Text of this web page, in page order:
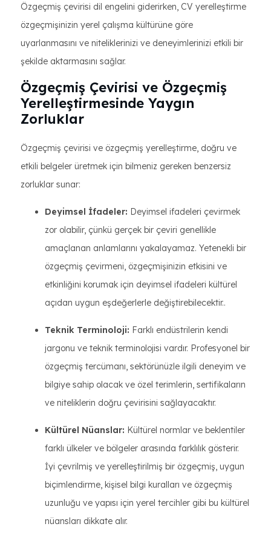
Özgeçmiş çevirisi dil engelini giderirken, CV yerelleştirme
özgeçmişinizin yerel çalışma kültürüne göre
uyarlanmasını ve niteliklerinizi ve deneyimlerinizi etkili bir
şekilde aktarmasını sağlar.
Özgeçmiş Çevirisi ve Özgeçmiş
Yerelleştirmesinde Yaygın
Zorluklar
Özgeçmiş çevirisi ve özgeçmiş yerelleştirme, doğru ve
etkili belgeler üretmek için bilmeniz gereken benzersiz
zorluklar sunar:
Deyimsel İfadeler: Deyimsel ifadeleri çevirmek
zor olabilir, çünkü gerçek bir çeviri genellikle
amaçlanan anlamlarını yakalayamaz. Yetenekli bir
özgeçmiş çevirmeni, özgeçmişinizin etkisini ve
etkinliğini korumak için deyimsel ifadeleri kültürel
açıdan uygun eşdeğerlerle değiştirebilecektir..
Teknik Terminoloji: Farklı endüstrilerin kendi
jargonu ve teknik terminolojisi vardır. Profesyonel bir
özgeçmiş tercümanı, sektörünüzle ilgili deneyim ve
bilgiye sahip olacak ve özel terimlerin, sertifikaların
ve niteliklerin doğru çevirisini sağlayacaktır.
Kültürel Nüanslar: Kültürel normlar ve beklentiler
farklı ülkeler ve bölgeler arasında farklılık gösterir.
İyi çevrilmiş ve yerelleştirilmiş bir özgeçmiş, uygun
biçimlendirme, kişisel bilgi kuralları ve özgeçmiş
uzunluğu ve yapısı için yerel tercihler gibi bu kültürel
nüansları dikkate alır.